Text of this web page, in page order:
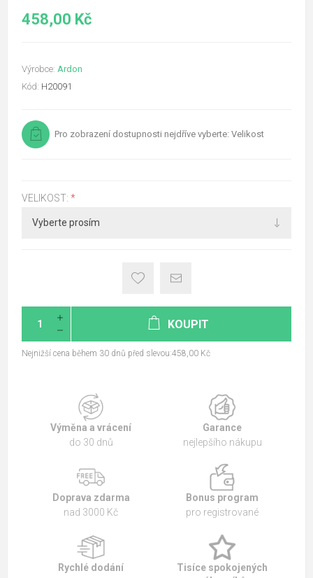
458,00 Kč
Výrobce: Ardon
Kód: H20091
Pro zobrazení dostupnosti nejdříve vyberte: Velikost
VELIKOST: *
KOUPIT
Nejnižší cena během 30 dnů před slevou:458,00 Kč
Výměna a vrácení
do 30 dnů
Garance
nejlepšího nákupu
Doprava zdarma
nad 3000 Kč
Bonus program
pro registrované
Rychlé dodání
Tisíce spokojených